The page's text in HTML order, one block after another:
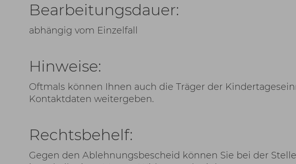
Bearbeitungsdauer:
abhängig vom Einzelfall
Hinweise:
Oftmals können Ihnen auch die Träger der
Kontaktdaten weitergeben.
Rechtsbehelf:
Gegen den Ablehnungsbescheid können Sie bei der